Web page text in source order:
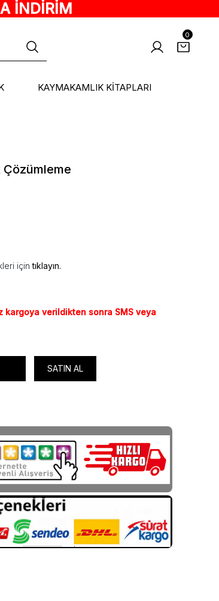
İNDİRİM
0
KAYMAKAMLIK KİTAPLARI
Çözümleme
içintıklayın.
kargoya verildikten sonra SMS veya
SATIN AL